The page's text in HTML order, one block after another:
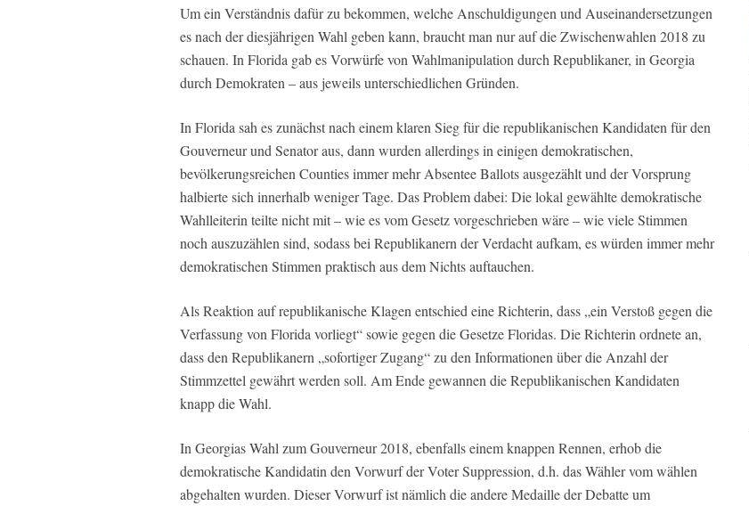
Um ein Verständnis dafür zu bekommen, welche Anschuldigungen und Auseinandersetzungen
es nach der diesjährigen Wahl geben kann, braucht man nur auf die Zwischenwahlen 2018 zu
schauen. In Florida gab es Vorwürfe von Wahlmanipulation durch Republikaner, in Georgia
durch Demokraten – aus jeweils unterschiedlichen Gründen.
In Florida sah es zunächst nach einem klaren Sieg für die republikanischen Kandidaten für den
Gouverneur und Senator aus, dann wurden allerdings in einigen demokratischen,
bevölkerungsreichen Counties immer mehr Absentee Ballots ausgezählt und der Vorsprung
halbierte sich innerhalb weniger Tage. Das Problem dabei: Die lokal gewählte demokratische
Wahlleiterin teilte nicht mit – wie es vom Gesetz vorgeschrieben wäre – wie viele Stimmen
noch auszuzählen sind, sodass bei Republikanern der Verdacht aufkam, es würden immer mehr
demokratischen Stimmen praktisch aus dem Nichts auftauchen.
Als Reaktion auf republikanische Klagen entschied eine Richterin, dass „ein Verstoß gegen die
Verfassung von Florida vorliegt“ sowie gegen die Gesetze Floridas. Die Richterin ordnete an,
dass den Republikanern „sofortiger Zugang“ zu den Informationen über die Anzahl der
Stimmzettel gewährt werden soll. Am Ende gewannen die Republikanischen Kandidaten
knapp die Wahl.
In Georgias Wahl zum Gouverneur 2018, ebenfalls einem knappen Rennen, erhob die
demokratische Kandidatin den Vorwurf der Voter Suppression, d.h. das Wähler vom wählen
abgehalten wurden. Dieser Vorwurf ist nämlich die andere Medaille der Debatte um